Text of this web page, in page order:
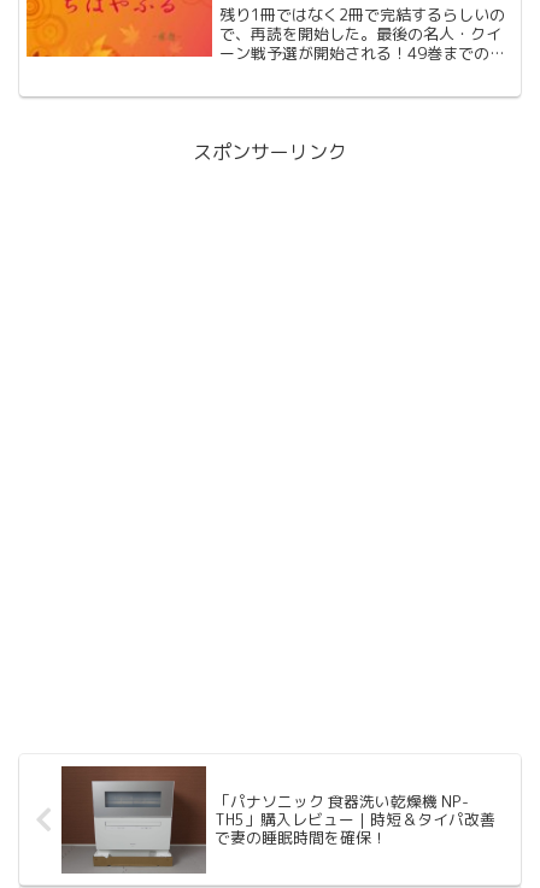
残り1冊ではなく2冊で完結するらしいの
で、再読を開始した。最後の名人・クイ
ーン戦予選が開始される！49巻までの物
ン戦予選
スポンサーリンク
「パナソニック 食器洗い乾燥機 NP-
TH5」購入レビュー｜時短＆タイパ改善
で妻の睡眠時間を確保！